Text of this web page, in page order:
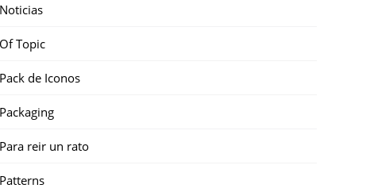
Noticias
Of Topic
Pack de Iconos
Packaging
Para reir un rato
Patterns